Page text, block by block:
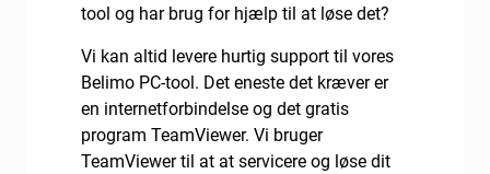
tool og har brug for hjælp til at løse det?
Vi kan altid levere hurtig support til vores
Belimo PC-tool. Det eneste det kræver er
en internetforbindelse og det gratis
program TeamViewer. Vi bruger
TeamViewer til at at servicere og løse dit